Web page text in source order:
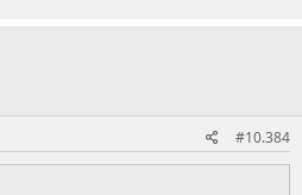
about excessive ringing
the Filco Majestouch 2
by others as being completely
for mechanical switching. Various
some of which implying that the
MX switches is partially down to
assembled within each particular#10.384